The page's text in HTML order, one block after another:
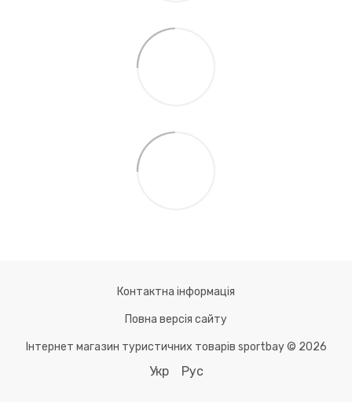
Контактна інформація
Повна версія сайту
Інтернет магазин туристичних товарів sportbay © 2026
Укр Рус